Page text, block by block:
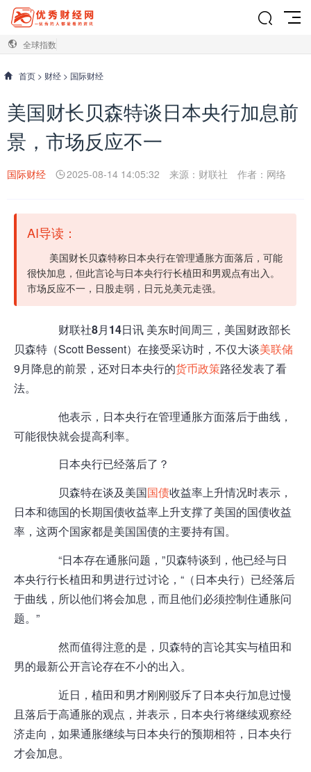
全球指数
首页 > 财经 > 国际财经
美国财长贝森特谈日本央行加息前
景，市场反应不一
国际财经 2025-08-14 14:05:32 来源：财联社 作者：网络
AI导读：
美国财长贝森特称日本央行在管理通胀方面落后，可能
很快加息，但此言论与日本央行行长植田和男观点有出入。
市场反应不一，日股走弱，日元兑美元走强。
财联社8月14日讯 美东时间周三，美国财政部长
贝森特（Scott Bessent）在接受采访时，不仅大谈美联储
9月降息的前景，还对日本央行的货币政策路径发表了看
法。
他表示，日本央行在管理通胀方面落后于曲线，
可能很快就会提高利率。
日本央行已经落后了？
贝森特在谈及美国国债收益率上升情况时表示，
日本和德国的长期国债收益率上升支撑了美国的国债收益
率，这两个国家都是美国国债的主要持有国。
“日本存在通胀问题，”贝森特谈到，他已经与日
本央行行长植田和男进行过讨论，“（日本央行）已经落后
于曲线，所以他们将会加息，而且他们必须控制住通胀问
题。”
然而值得注意的是，贝森特的言论其实与植田和
男的最新公开言论存在不小的出入。
近日，植田和男才刚刚驳斥了日本央行加息过慢
且落后于高通胀的观点，并表示，日本央行将继续观察经
济走向，如果通胀继续与日本央行的预期相符，日本央行
才会加息。